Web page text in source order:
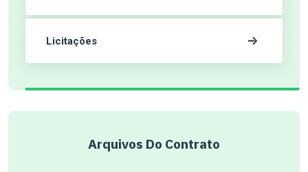
Licitações
Arquivos Do Contrato